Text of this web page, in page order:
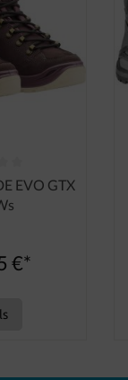
Bewertung von 0
EVO GTX
€*